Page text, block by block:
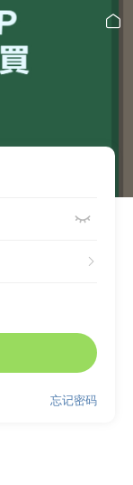



忘记密码